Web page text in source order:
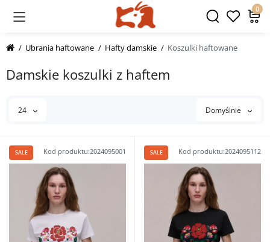
0
Ubrania haftowane Hafty damskie Koszulki haftowane
Damskie koszulki z haftem
24 Domyślnie
Kod produktu:2024095001
SALE Kod produktu:2024095112
SALE